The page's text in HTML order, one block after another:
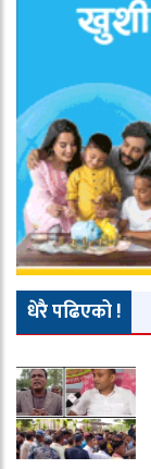
धेरै पढिएको !